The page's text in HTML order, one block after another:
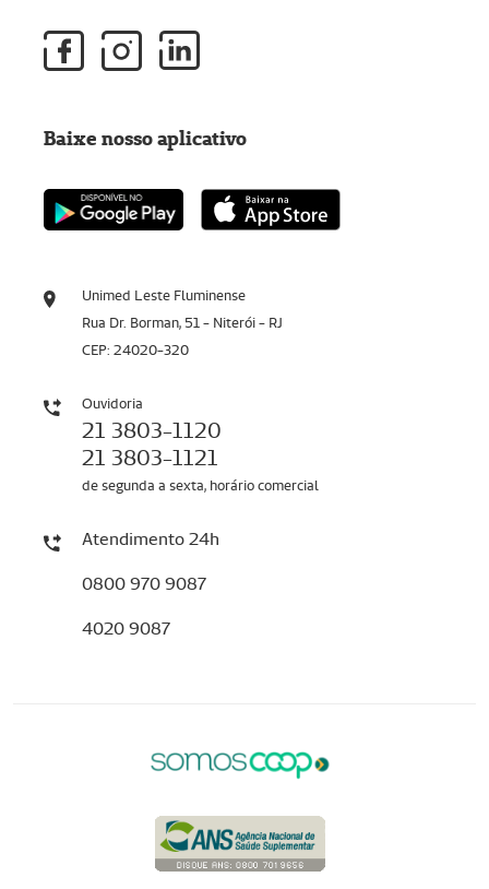
Unimed Leste Fluminense
Rua Dr. Borman, 51 - Niterói - RJ
CEP: 24020-320
Ouvidoria
21 3803-1120
21 3803-1121
de segunda a sexta, horário comercial
Atendimento 24h
0800 970 9087
4020 9087
Baixe nosso aplicativo